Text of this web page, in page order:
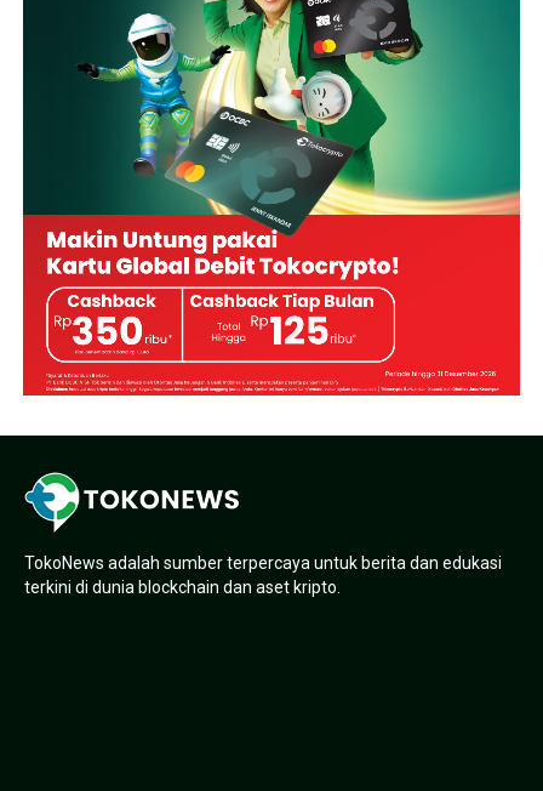
TokoNews adalah sumber terpercaya untuk berita dan edukasi
terkini di dunia blockchain dan aset kripto.